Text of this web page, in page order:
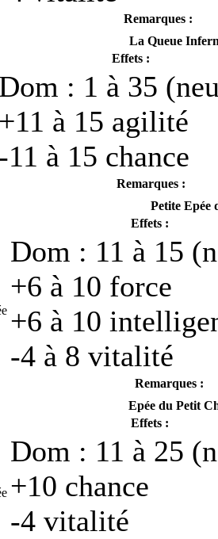
Remarques :
La Queue
Effets :
Dom : 1 à 35
+11 à 15 agilité
-11 à 15 chance
Remarques :
Petite Epée
Effets :
Dom : 11 à 15
+6 à 10 force
+6 à 10
-4 à 8 vitalité
Remarques :
Epée du Petit
Effets :
Dom : 11 à 25
+10 chance
-4 vitalité